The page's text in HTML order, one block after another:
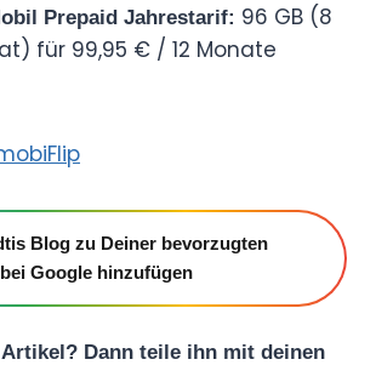
Prepaid Jahrestarif: 96 GB (8
für 99,95 € / 12 Monate
Blog zu Deiner bevorzugten
Google hinzufügen
Dann teile ihn mit deinen